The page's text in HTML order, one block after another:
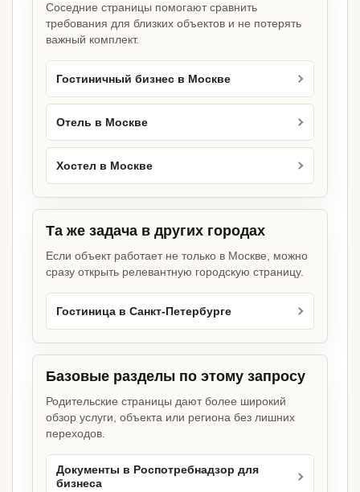
Соседние страницы помогают сравнить
требования для близких объектов и не потерять
важный комплект.
Гостиничный бизнес в Москве
Отель в Москве
Хостел в Москве
Та же задача в других городах
Если объект работает не только в Москве, можно
сразу открыть релевантную городскую страницу.
Гостиница в Санкт-Петербурге
Базовые разделы по этому запросу
Родительские страницы дают более широкий
обзор услуги, объекта или региона без лишних
переходов.
Документы в Роспотребнадзор для
бизнеса